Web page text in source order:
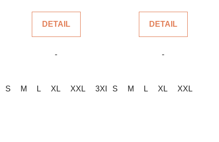
DETAIL
-
S M L XL XXL 3XL 4XL 5XL
z
hviezdičiek.
DETAIL
-
S M L XL XXL